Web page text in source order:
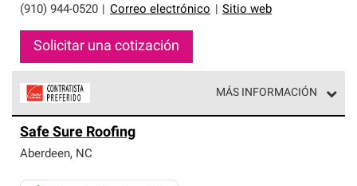
(910) 944-0520 Correo electrónico Sitio web
Solicitar una cotización
MÁS INFORMACIÓN
parte de una red exclusiva de profesionales de techos
que cumplen con altos estándares y requisitos estrictos
Safe Sure Roofing
Aberdeen, NC